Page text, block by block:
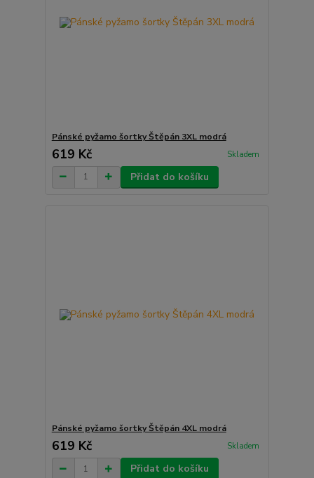
Pánské pyžamo šortky Štěpán 3XL modrá
619 Kč Skladem
Přidat do košíku
Pánské pyžamo šortky Štěpán 4XL modrá
619 Kč Skladem
Přidat do košíku